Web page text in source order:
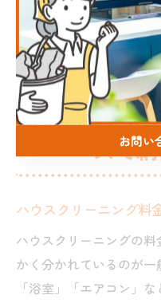
ェックリストを活用し
ましょう。
料金相場を正
スで
ハウスクリーニング料
ハウスクリーニングの
かく分かれているのが一
「浴室」「エアコン」
お問い
お問い